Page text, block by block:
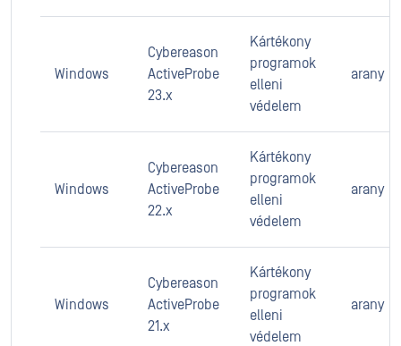
Windows
Cybereason
ActiveProbe
23.x
Kártékony
programok
elleni
védelem
arany
Windows
Cybereason
ActiveProbe
22.x
Kártékony
programok
elleni
védelem
arany
Windows
Cybereason
ActiveProbe
21.x
Kártékony
programok
elleni
védelem
arany